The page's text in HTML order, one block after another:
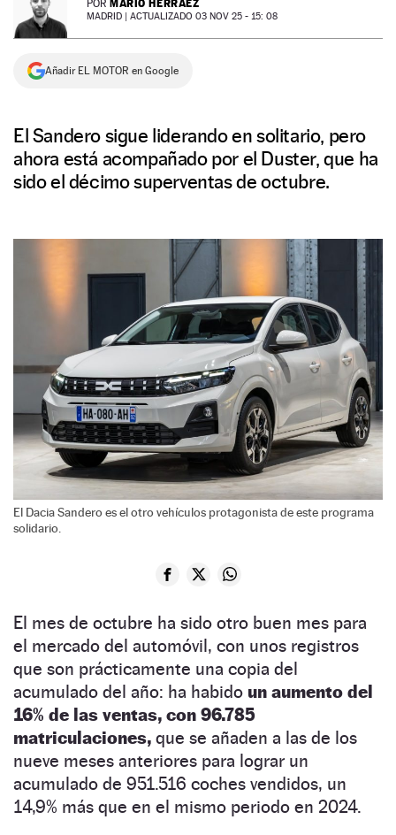
NEWSLETTER
SÍGUENOS
POR MARIO HERRÁEZ
MADRID | ACTUALIZADO 03 NOV 25 - 15: 08
Añadir EL MOTOR en Google
El Sandero sigue liderando en solitario, pero
ahora está acompañado por el Duster, que ha
sido el décimo superventas de octubre.
El Dacia Sandero es el otro vehículos protagonista de este programa
solidario.
El mes de octubre ha sido otro buen mes para
el mercado del automóvil, con unos registros
que son prácticamente una copia del
acumulado del año: ha habido un aumento del
16% de las ventas, con 96.785
matriculaciones, que se añaden a las de los
nueve meses anteriores para lograr un
acumulado de 951.516 coches vendidos, un
14,9% más que en el mismo periodo en 2024.